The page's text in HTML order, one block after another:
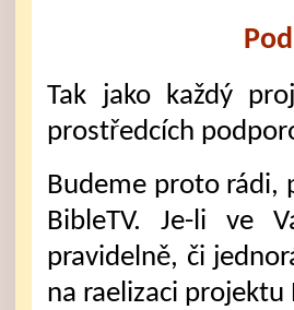
Tak jako každý
prostředcích
Budeme proto rádi,
BibleTV. Je-li ve
pravidelně, či
na raelizaci projektu